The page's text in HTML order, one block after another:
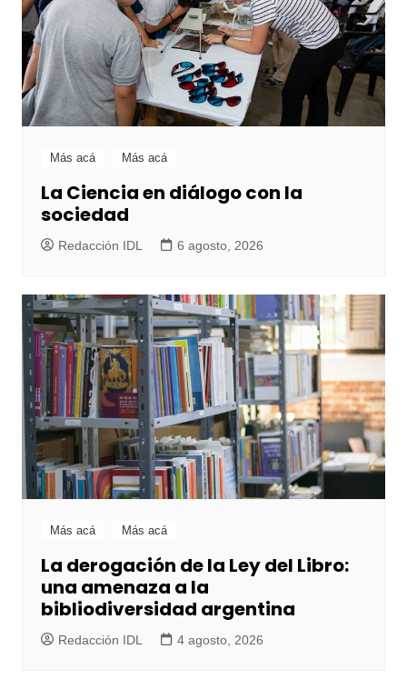
Más acá Más acá
La Ciencia en diálogo con la
sociedad
Redacción IDL 6 agosto, 2026
Más acá Más acá
La derogación de la Ley del Libro:
una amenaza a la
bibliodiversidad argentina
Redacción IDL 4 agosto, 2026